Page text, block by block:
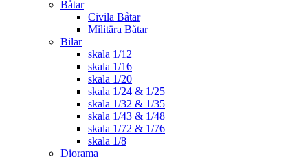
Båtar
Civila Båtar
Militära Båtar
Bilar
skala 1/12
skala 1/16
skala 1/20
skala 1/24 & 1/25
skala 1/32 & 1/35
skala 1/43 & 1/48
skala 1/72 & 1/76
skala 1/8
Diorama